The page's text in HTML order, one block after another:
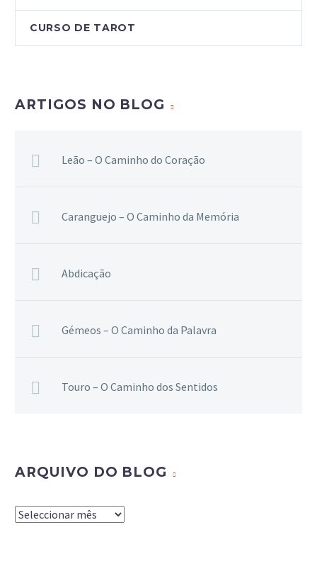
CURSO DE TAROT
ARTIGOS NO BLOG
Leão – O Caminho do Coração
Caranguejo – O Caminho da Memória
Abdicação
Gémeos – O Caminho da Palavra
Touro – O Caminho dos Sentidos
ARQUIVO DO BLOG
Arquivo